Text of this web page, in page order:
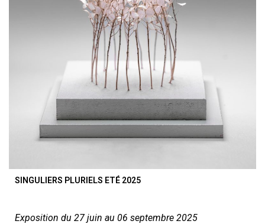
SINGULIERS PLURIELS ETÉ 2025
Exposition du 27 juin au 06 septembre 2025